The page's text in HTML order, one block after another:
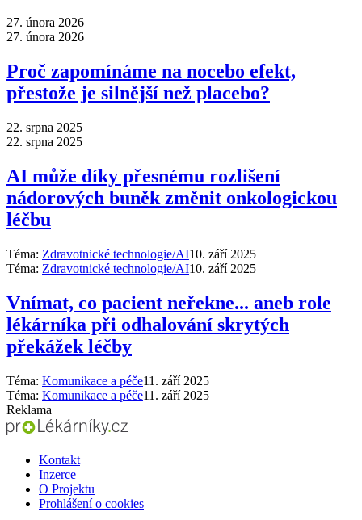
27. února 2026
27. února 2026
Proč zapomínáme na nocebo efekt,
přestože je silnější než placebo?
22. srpna 2025
22. srpna 2025
AI může díky přesnému rozlišení
nádorových buněk změnit onkologickou
léčbu
Téma: Zdravotnické technologie/AI10. září 2025
Téma: Zdravotnické technologie/AI10. září 2025
Vnímat, co pacient neřekne... aneb role
lékárníka při odhalování skrytých
překážek léčby
Téma: Komunikace a péče11. září 2025
Téma: Komunikace a péče11. září 2025
Reklama
Kontakt
Inzerce
O Projektu
Prohlášení o cookies